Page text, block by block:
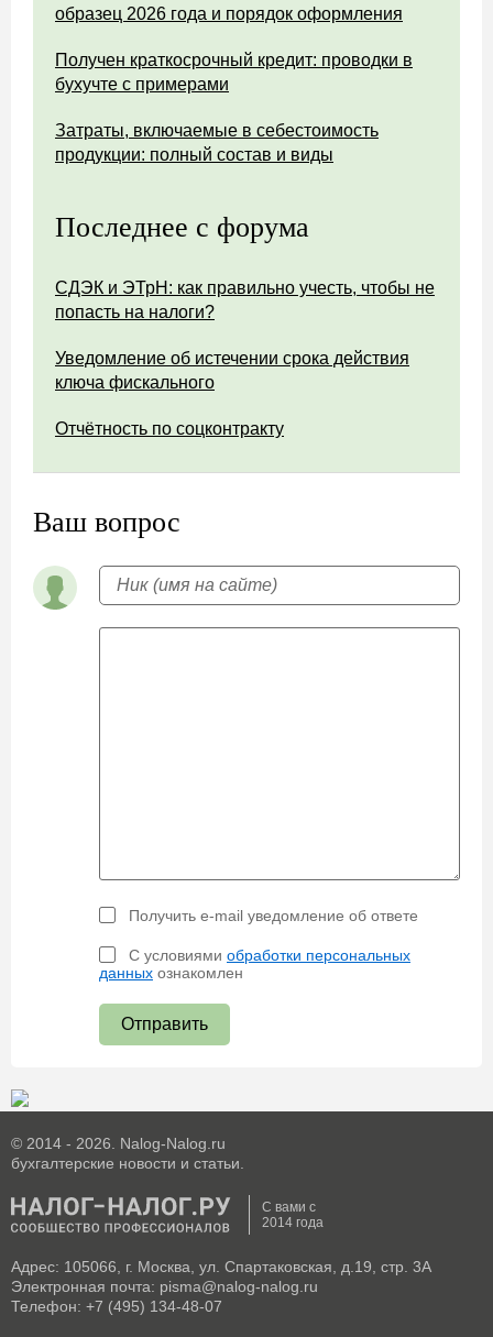
образец 2026 года и порядок оформления
Получен краткосрочный кредит: проводки в
бухучте с примерами
Затраты, включаемые в себестоимость
продукции: полный состав и виды
Последнее с форума
СДЭК и ЭТрН: как правильно учесть, чтобы не
попасть на налоги?
Уведомление об истечении срока действия
ключа фискального
Отчётность по соцконтракту
Ваш вопрос
Получить e-mail уведомление об ответе
С условиями обработки персональных
данных ознакомлен
Отправить
© 2014 - 2026. Nalog-Nalog.ru
бухгалтерские новости и статьи.
С вами с
2014 года
Адрес: 105066, г. Москва, ул. Спартаковская, д.19, стр. 3А
Электронная почта: pisma@nalog-nalog.ru
Телефон: +7 (495) 134-48-07